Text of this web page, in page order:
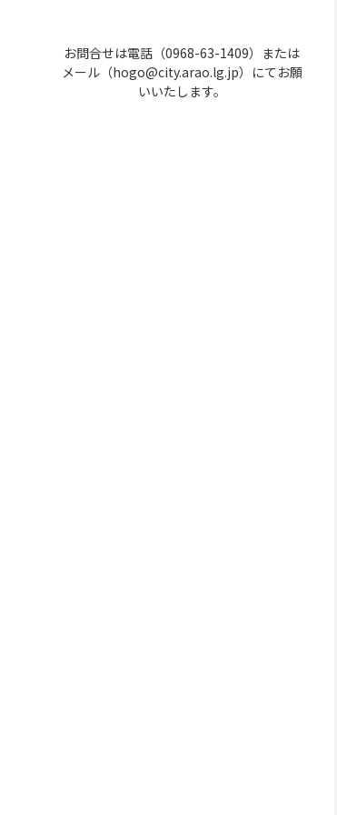
お問合せは電話（0968-63-1409）または
メール（hogo@city.arao.lg.jp）にてお願
いいたします。